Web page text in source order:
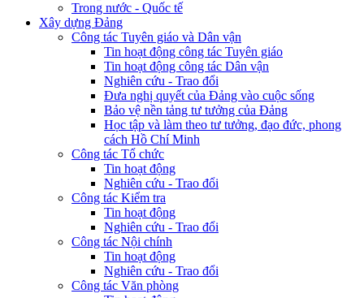
Trong nước - Quốc tế
Xây dựng Đảng
Công tác Tuyên giáo và Dân vận
Tin hoạt động công tác Tuyên giáo
Tin hoạt động công tác Dân vận
Nghiên cứu - Trao đổi
Đưa nghị quyết của Đảng vào cuộc sống
Bảo vệ nền tảng tư tưởng của Đảng
Học tập và làm theo tư tưởng, đạo đức, phong
cách Hồ Chí Minh
Công tác Tổ chức
Tin hoạt động
Nghiên cứu - Trao đổi
Công tác Kiểm tra
Tin hoạt động
Nghiên cứu - Trao đổi
Công tác Nội chính
Tin hoạt động
Nghiên cứu - Trao đổi
Công tác Văn phòng